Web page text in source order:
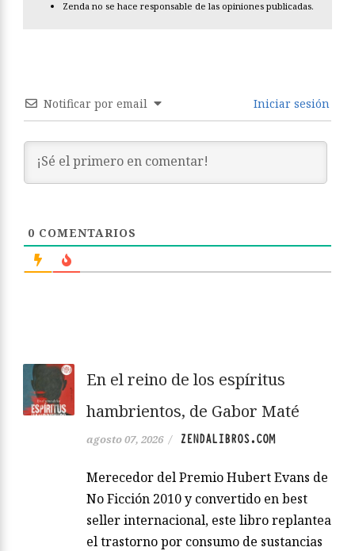
Zenda no se hace responsable de las opiniones publicadas.
Notificar por email Iniciar sesión
0 COMENTARIOS
En el reino de los espíritus
hambrientos, de Gabor Maté
agosto 07, 2026 / ZENDALIBROS.COM
Merecedor del Premio Hubert Evans de
No Ficción 2010 y convertido en best
seller internacional, este libro replantea
el trastorno por consumo de sustancias